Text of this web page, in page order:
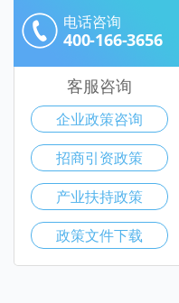
电话咨询
400-166-3656
客服咨询
企业政策咨询
招商引资政策
产业扶持政策
政策文件下载